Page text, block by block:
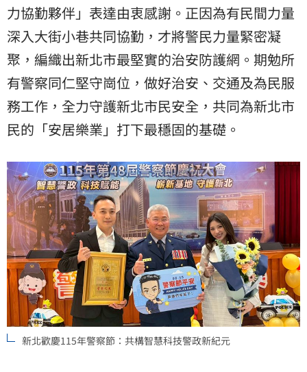
力協勤夥伴」表達由衷感謝。正因為有民間力量
深入大街小巷共同協勤，才將警民力量緊密凝
聚，編織出新北市最堅實的治安防護網。期勉所
有警察同仁堅守崗位，做好治安、交通及為民服
務工作，全力守護新北市民安全，共同為新北市
民的「安居樂業」打下最穩固的基礎。
新北歡慶115年警察節：共構智慧科技警政新紀元